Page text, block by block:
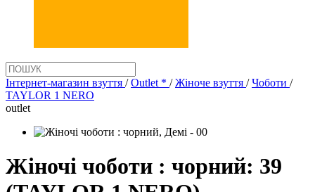
Інтернет-магазин взуття / Outlet * / Жіноче взуття / Чоботи /
TAYLOR 1 NERO
outlet
Жіночі чоботи : чорний: 39